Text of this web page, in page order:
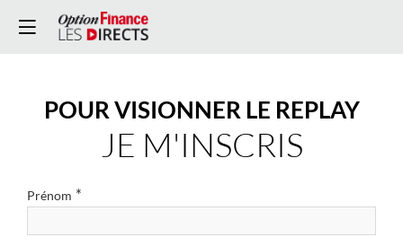
POUR VISIONNER LE REPLAY
JE M'INSCRIS
Prénom *